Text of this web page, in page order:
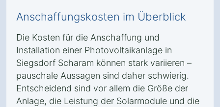
Anschaffungskosten im Überblick
Die Kosten für die Anschaffung und
Installation einer Photovoltaikanlage in
Siegsdorf Scharam können stark variieren –
pauschale Aussagen sind daher schwierig.
Entscheidend sind vor allem die Größe der
Anlage, die Leistung der Solarmodule und die